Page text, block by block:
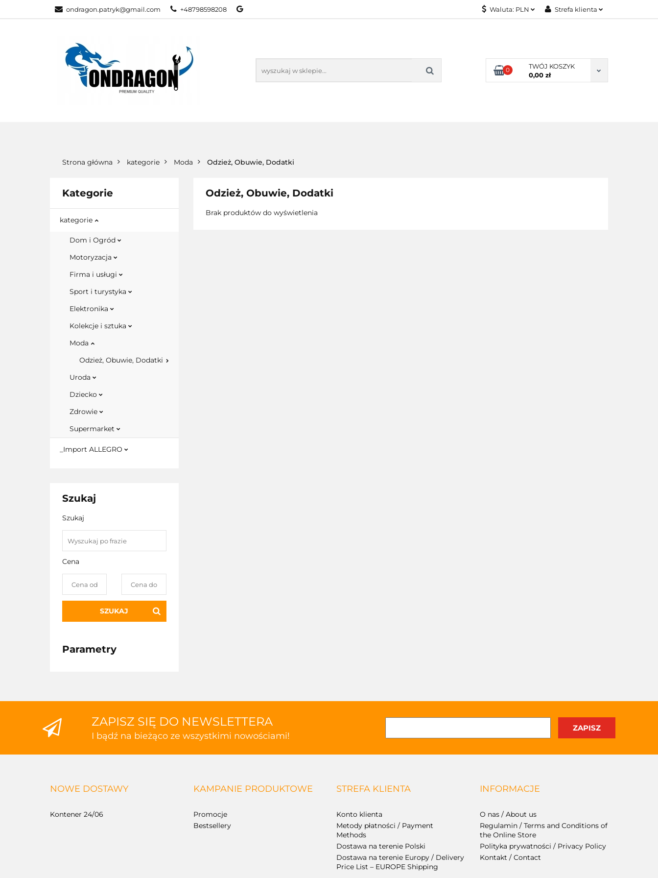
ondragon.patryk@gmail.com +48798598208 Waluta: PLN Strefa klienta
Dodaj zgłoszenie
Zgody cookies
0
TWÓJ KOSZYK
0,00 zł
KATEGORIE NOWOŚCI KONTAKT
Strona główna kategorie Moda Odzież, Obuwie, Dodatki
Kategorie
kategorie
Dom i Ogród
Motoryzacja
Firma i usługi
Sport i turystyka
Elektronika
Kolekcje i sztuka
Moda
Odzież, Obuwie, Dodatki
Uroda
Dziecko
Zdrowie
Supermarket
_Import ALLEGRO
Szukaj
Szukaj
Cena
SZUKAJ
Parametry
Odzież, Obuwie, Dodatki
Brak produktów do wyświetlenia
ZAPISZ SIĘ DO NEWSLETTERA
I bądź na bieżąco ze wszystkimi nowościami!
NOWE DOSTAWY
Kontener 24/06
KAMPANIE PRODUKTOWE
Promocje
Bestsellery
STREFA KLIENTA
Konto klienta
Metody płatności / Payment
Methods
Dostawa na terenie Polski
Dostawa na terenie Europy / Delivery
Price List – EUROPE Shipping
INFORMACJE
O nas / About us
Regulamin / Terms and Conditions of
the Online Store
Polityka prywatności / Privacy Policy
Kontakt / Contact